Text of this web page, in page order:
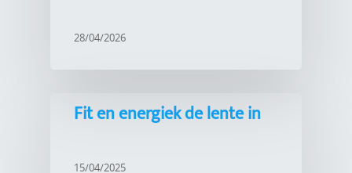
28/04/2026
Fit en energiek de lente in
15/04/2025